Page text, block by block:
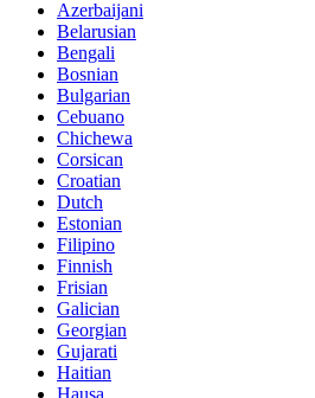
Azerbaijani
Belarusian
Bengali
Bosnian
Bulgarian
Cebuano
Chichewa
Corsican
Croatian
Dutch
Estonian
Filipino
Finnish
Frisian
Galician
Georgian
Gujarati
Haitian
Hausa